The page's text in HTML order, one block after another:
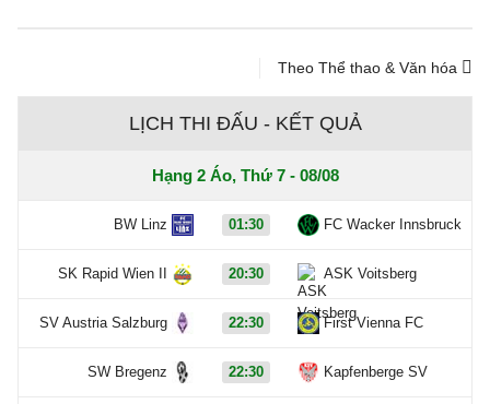
Theo Thể thao & Văn hóa
LỊCH THI ĐẤU - KẾT QUẢ
Hạng 2 Áo, Thứ 7 - 08/08
BW Linz 01:30 FC Wacker Innsbruck
SK Rapid Wien II 20:30 ASK Voitsberg
SV Austria Salzburg 22:30 First Vienna FC
SW Bregenz 22:30 Kapfenberge SV